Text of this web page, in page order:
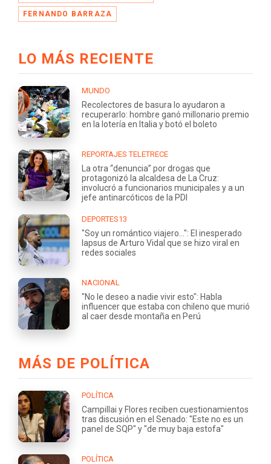
FERNANDO BARRAZA
LO MÁS RECIENTE
MUNDO
Recolectores de basura lo ayudaron a
recuperarlo: hombre ganó millonario premio
en la lotería en Italia y botó el boleto
REPORTAJES TELETRECE
La otra “denuncia” por drogas que
protagonizó la alcaldesa de La Cruz:
involucró a funcionarios municipales y a un
jefe antinarcóticos de la PDI
DEPORTES13
"Soy un romántico viajero...": El inesperado
lapsus de Arturo Vidal que se hizo viral en
redes sociales
NACIONAL
"No le deseo a nadie vivir esto": Habla
influencer que estaba con chileno que murió
al caer desde montaña en Perú
MÁS DE POLÍTICA
POLÍTICA
Campillai y Flores reciben cuestionamientos
tras discusión en el Senado: "Este no es un
panel de SQP" y "de muy baja estofa"
POLÍTICA